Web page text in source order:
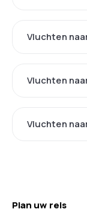
Vluchten
Vluchten
Vluchten
Plan uw reis